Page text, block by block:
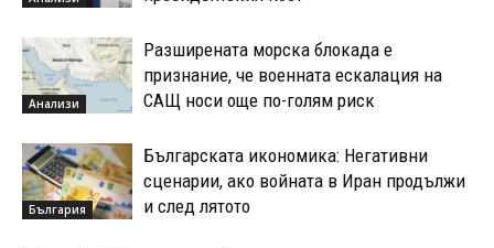
Анализи
Разширената морска блокада е
признание, че военната ескалация на
САЩ носи още по-голям риск
България
Българската икономика: Негативни
сценарии, ако войната в Иран продължи
и след лятото